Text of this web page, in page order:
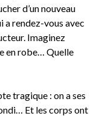
d’un nouveau
a rendez-vous avec
Imaginez
en robe… Quelle
tragique : on a ses
Et les corps ont